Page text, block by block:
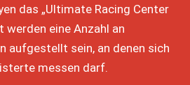
das „Ultimate Racing Center
aufgestellt sein, an denen sich
messen darf.